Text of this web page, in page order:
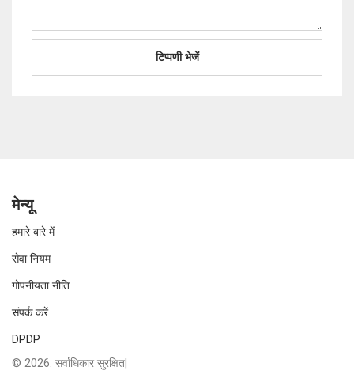
मेन्यू
हमारे बारे में
सेवा नियम
गोपनीयता नीति
संपर्क करें
DPDP
© 2026. सर्वाधिकार सुरक्षित|